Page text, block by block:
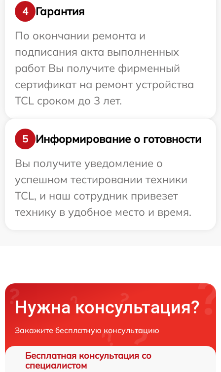
4
Гарантия
По окончании ремонта и
подписания акта выполненных
работ Вы получите фирменный
сертификат на ремонт устройства
TCL сроком до 3 лет.
5
Информирование о готовности
Вы получите уведомление о
успешном тестировании техники
TCL, и наш сотрудник привезет
технику в удобное место и время.
Нужна консультация?
Закажите бесплатную консультацию
Бесплатная консультация со
специалистом